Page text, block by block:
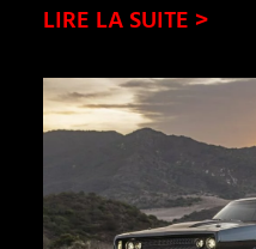
LIRE LA SUITE >